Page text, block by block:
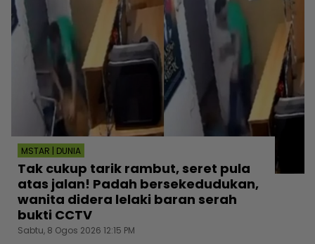
MSTAR | DUNIA
Tak cukup tarik rambut, seret pula
atas jalan! Padah bersekedudukan,
wanita didera lelaki baran serah
bukti CCTV
Sabtu, 8 Ogos 2026 12:15 PM